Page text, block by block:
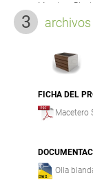
Macetero
Macetero
Macetero
Macetero
Macetero
Macetero IVO
Macetero IVO
FICHA DEL
Macetero
Olla